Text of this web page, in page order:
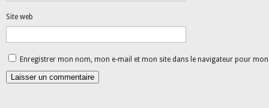
Site web
Enregistrer mon nom, mon e-mail et mon site dans le navigateur pour